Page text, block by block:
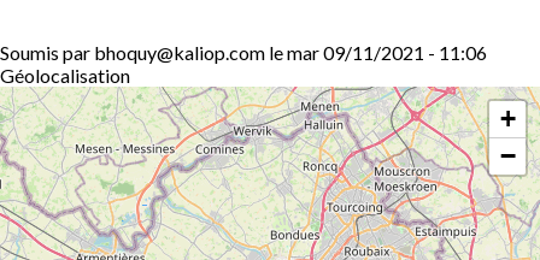
Soumis par bhoquy@kaliop.com lemar 09/11/2021 - 11:06
Géolocalisation
+
−